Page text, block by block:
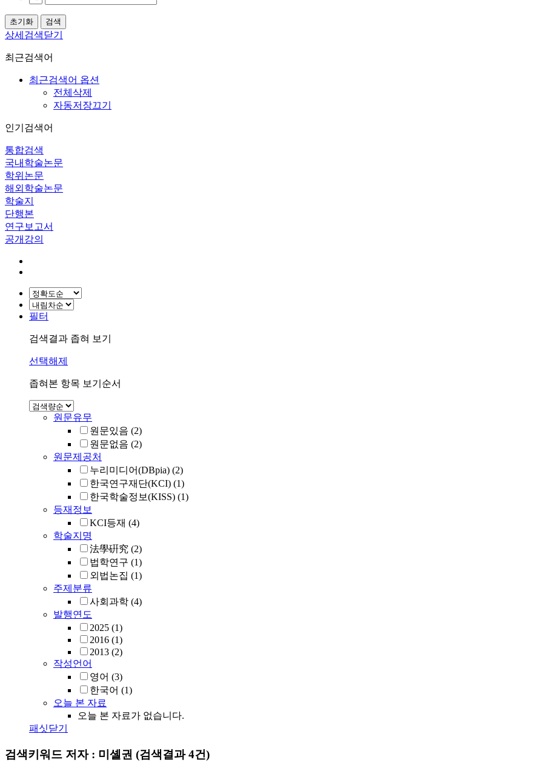
상세검색닫기
최근검색어
최근검색어 옵션
전체삭제
자동저장끄기
인기검색어
통합검색
국내학술논문
학위논문
해외학술논문
학술지
단행본
연구보고서
공개강의
필터
검색결과 좁혀 보기
선택해제
좁혀본 항목 보기순서
원문유무
원문있음 (2)
원문없음 (2)
원문제공처
누리미디어(DBpia) (2)
한국연구재단(KCI) (1)
한국학술정보(KISS) (1)
등재정보
KCI등재 (4)
학술지명
法學硏究 (2)
법학연구 (1)
외법논집 (1)
주제분류
사회과학 (4)
발행연도
2025 (1)
2016 (1)
2013 (2)
작성언어
영어 (3)
한국어 (1)
오늘 본 자료
오늘 본 자료가 없습니다.
패싯닫기
검색키워드 저자 : 미셸권 (검색결과 4건)